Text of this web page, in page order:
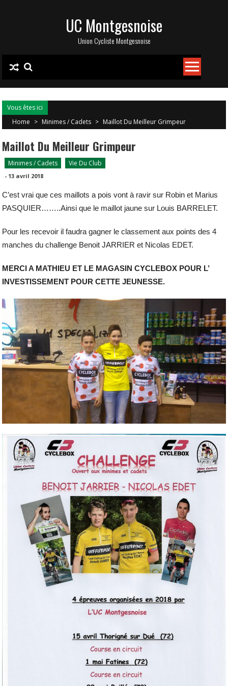
UC Montgesnoise
Union Cycliste Montgesnoise
Vous êtes ici
Home > Minimes / Cadets > Maillot Du Meilleur Grimpeur
Maillot Du Meilleur Grimpeur
Minimes / Cadets Vie Du Club
- 13 avril 2018
C’est vrai que ces maillots a pois vont à ravir sur Robin et Marius
PASQUIER……..Ainsi que le maillot jaune sur Louis BARRELET.
Pour les recevoir il faudra gagner le classement aux points des 4
manches du challenge Benoit JARRIER et Nicolas EDET.
MERCI A MATHIEU ET LE MAGASIN CYCLEBOX POUR L’
INVESTISSEMENT POUR CETTE JEUNESSE.